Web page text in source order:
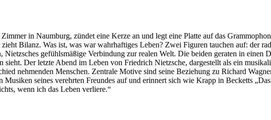
in Naumburg, zündet eine Kerze an und legt eine Platte auf das
Bilanz. Was ist, was war wahrhaftiges Leben? Zwei Figuren tauchen auf: der
Nietzsches gefühlsmäßige Verbindung zur realen Welt. Die beiden geraten in einen
Der letzte Abend im Leben von Friedrich Nietzsche, dargestellt als ein
nehmenden Menschen. Zentrale Motive sind seine Beziehung zu Richard
seines verehrten Freundes auf und erinnert sich wie Krapp in Becketts
wenn ich das Leben verliere.“